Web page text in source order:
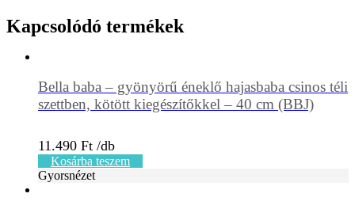
Kapcsolódó termékek
Bella baba – gyönyörű éneklő hajasbaba csinos téli
szettben, kötött kiegészítőkkel – 40 cm (BBJ)
11.490 Ft
Kosárba teszem
Gyorsnézet